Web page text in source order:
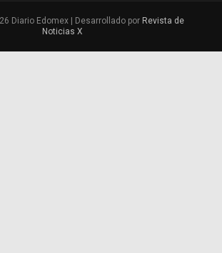
Diario Edomex | Desarrollado por Revista de
Noticias X